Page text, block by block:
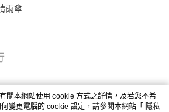
雨傘
關本網站使用 cookie 方式之詳情，及若您不希
變更電腦的 cookie 設定，請參閱本網站「 隱私